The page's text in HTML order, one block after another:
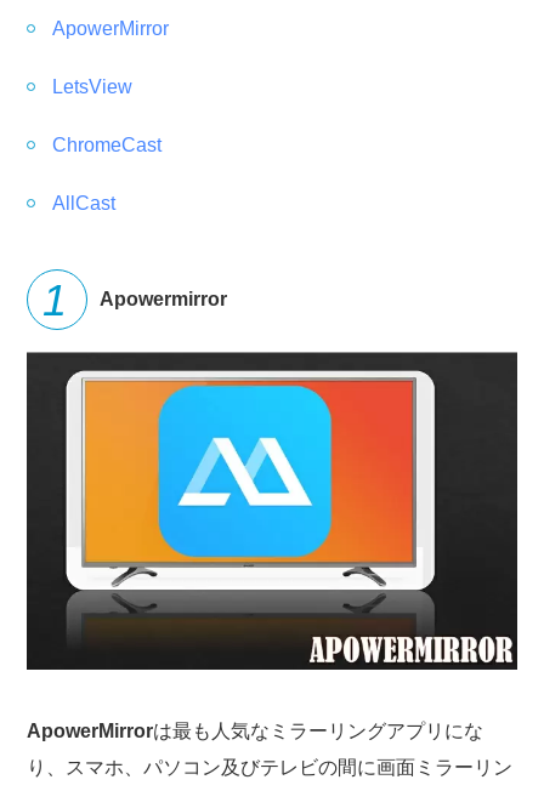
ApowerMirror
LetsView
ChromeCast
AllCast
Apowermirror
ApowerMirrorは最も人気なミラーリングアプリにな
り、スマホ、パソコン及びテレビの間に画面ミラーリン